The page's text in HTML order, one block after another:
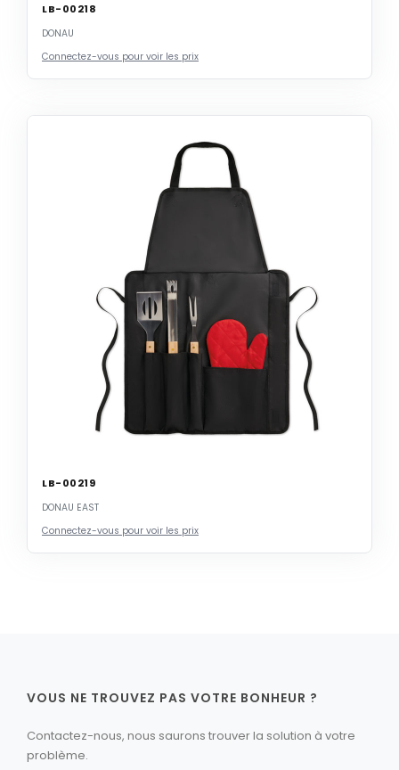
LB-00218
DONAU
Connectez-vous pour voir les prix
LB-00219
DONAU EAST
Connectez-vous pour voir les prix
VOUS NE TROUVEZ PAS VOTRE BONHEUR ?
Contactez-nous, nous saurons trouver la solution à votre
problème.